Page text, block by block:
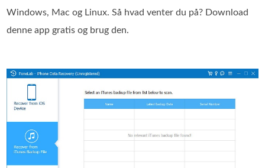
Windows, Mac og Linux. Så hvad venter du på? Download
denne app gratis og brug den.